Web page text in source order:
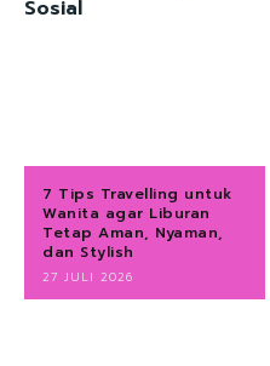
Sosial
7 Tips Travelling untuk
Wanita agar Liburan
Tetap Aman, Nyaman,
dan Stylish
27 JULI 2026